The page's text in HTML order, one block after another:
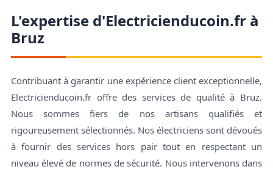
L'expertise d'Electricienducoin.fr à
Bruz
Contribuant à garantir une expérience client exceptionnelle,
Electricienducoin.fr offre des services de qualité à Bruz.
Nous sommes fiers de nos artisans qualifiés et
rigoureusement sélectionnés. Nos électriciens sont dévoués
à fournir des services hors pair tout en respectant un
niveau élevé de normes de sécurité. Nous intervenons dans